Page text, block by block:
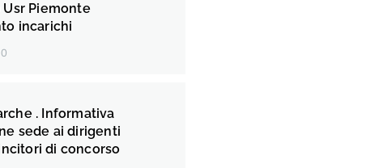
Piemonte
incarichi
. Informativa
sede ai dirigenti
di concorso